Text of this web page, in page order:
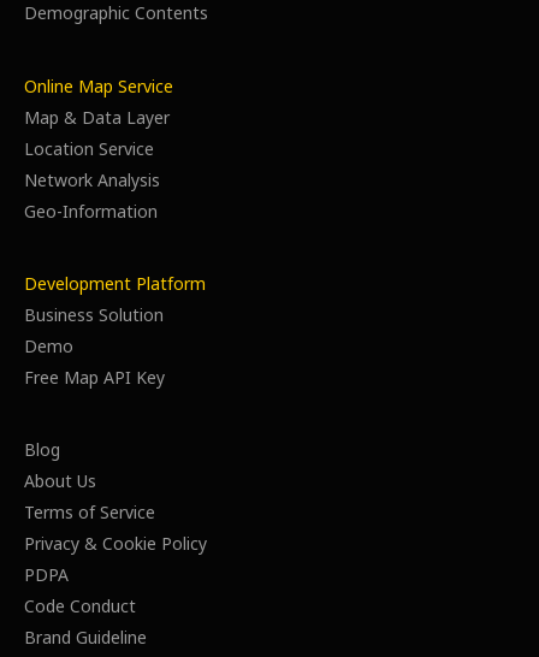
Demographic Contents
Online Map Service
Map & Data Layer
Location Service
Network Analysis
Geo-Information
Development Platform
Business Solution
Demo
Free Map API Key
Blog
About Us
Terms of Service
Privacy & Cookie Policy
PDPA
Code Conduct
Brand Guideline